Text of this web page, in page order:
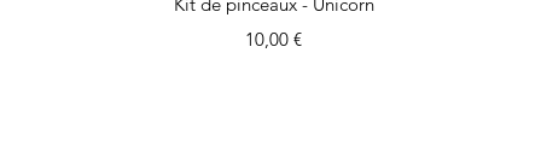
Prix
10,00 €